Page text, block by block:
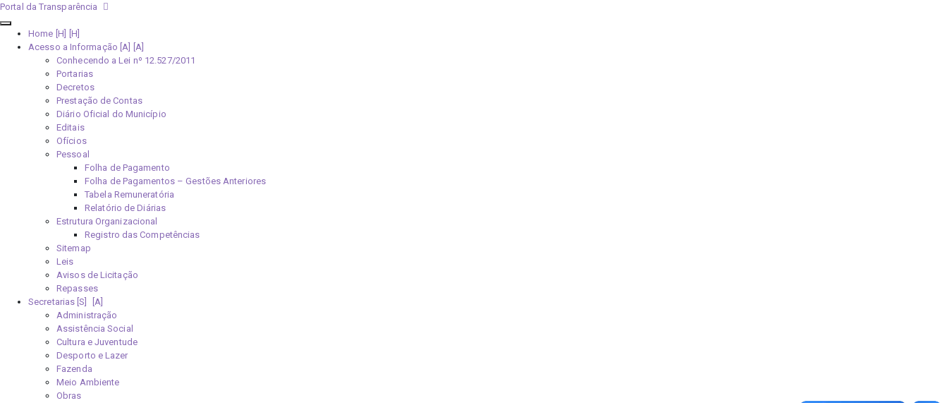
Portal da Transparência
Home [H]
Acesso a Informação [A]
Conhecendo a Lei nº 12.527/2011
Portarias
Decretos
Prestação de Contas
Diário Oficial do Município
Editais
Ofícios
Pessoal
Folha de Pagamento
Folha de Pagamentos – Gestões Anteriores
Tabela Remuneratória
Relatório de Diárias
Estrutura Organizacional
Registro das Competências
Sitemap
Leis
Avisos de Licitação
Repasses
Secretarias [S]
Administração
Assistência Social
Cultura e Juventude
Desporto e Lazer
Fazenda
Meio Ambiente
Obras